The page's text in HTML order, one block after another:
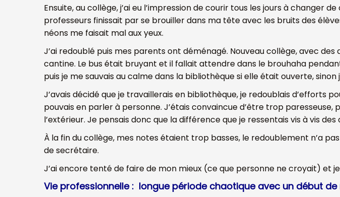
Ensuite, au collège, j’ai eu l’impression de courir tous les jours à changer
professeurs finissait par se brouiller dans ma tête avec les bruits des
néons me faisait mal aux yeux.
J’ai redoublé puis mes parents ont déménagé. Nouveau collège, avec
cantine. Le bus était bruyant et il fallait attendre dans le brouhaha
puis je me sauvais au calme dans la bibliothèque si elle était ouverte, sinon
J’avais décidé que je travaillerais en bibliothèque, je redoublais d’efforts
pouvais en parler à personne. J’étais convaincue d’être trop paresseuse,
l’extérieur. Je pensais donc que la différence que je ressentais vis à vis
À la fin du collège, mes notes étaient trop basses, le redoublement n’a
de secrétaire.
J’ai encore tenté de faire de mon mieux (ce que personne ne croyait) et je
Vie professionnelle : longue période chaotique avec un début